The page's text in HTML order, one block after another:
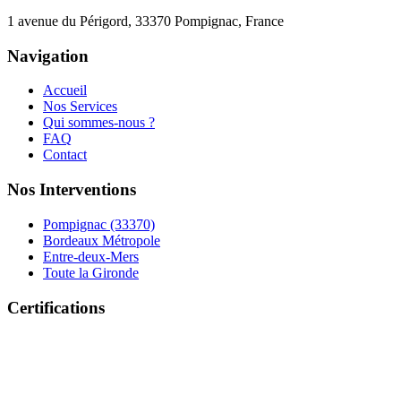
1 avenue du Périgord, 33370 Pompignac, France
Navigation
Accueil
Nos Services
Qui sommes-nous ?
FAQ
Contact
Nos Interventions
Pompignac (33370)
Bordeaux Métropole
Entre-deux-Mers
Toute la Gironde
Certifications